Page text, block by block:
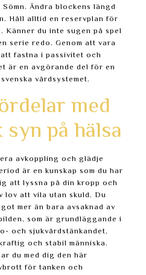
Ändra blockens längd
Håll alltid en reservplan för
Känner du inte sugen på spel
serie redo. Genom att vara
fastna i passivitet och
är en avgörande del för en
vårdsystemet.
med
på hälsa
avkoppling och glädje
är en kunskap som du har
att lyssna på din kropp och
att vila utan skuld. Du
mer än bara avsaknad av
som är grundläggande i
och sjukvårdstänkandet,
och stabil människa.
du med dig den här
för tanken och